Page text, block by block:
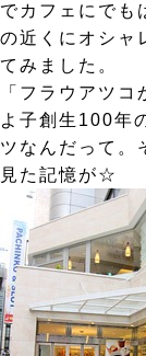
でカフェにでも
の近くにオシャ
てみました。
「フラウアツ
よ子創生100年
ツなんだって。
見た記憶が☆